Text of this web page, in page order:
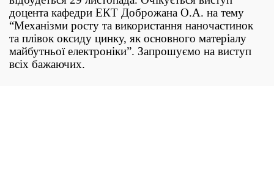
доцента кафедри ЕКТ Доброжана О.А. на тему
“Механізми росту та використання наночастинок
та плівок оксиду цинку, як основного матеріалу
майбутньої електроніки”. Запрошуємо на виступ
всіх бажаючих.